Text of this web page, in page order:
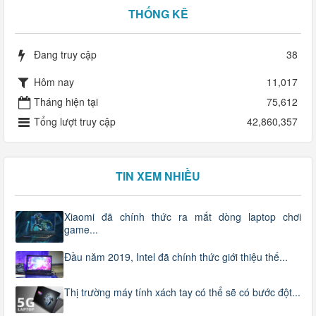
THỐNG KÊ
Đang truy cập
38
Hôm nay
11,017
Tháng hiện tại
75,612
Tổng lượt truy cập
42,860,357
TIN XEM NHIỀU
Xiaomi đã chính thức ra mắt dòng laptop chơi
game...
Đầu năm 2019, Intel đã chính thức giới thiệu thế...
Thị trường máy tính xách tay có thể sẽ có bước đột...